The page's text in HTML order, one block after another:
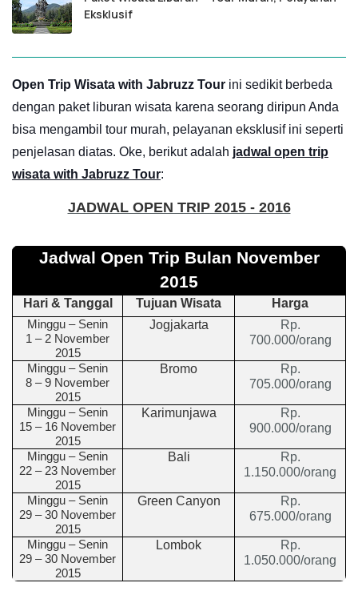
Eksklusif
Open Trip Wisata with Jabruzz Tour ini sedikit berbeda
dengan paket liburan wisata karena seorang diripun Anda
bisa mengambil tour murah, pelayanan eksklusif ini seperti
penjelasan diatas. Oke, berikut adalah jadwal open trip
wisata with Jabruzz Tour:
JADWAL OPEN TRIP 2015 - 2016
Jadwal Open Trip Bulan November
2015
Hari & Tanggal Tujuan Wisata Harga
Minggu – Senin
1 – 2 November
2015
Jogjakarta
Rp.
700.000/orang
Minggu – Senin
8 – 9 November
2015
Bromo
Rp.
705.000/orang
Minggu – Senin
15 – 16 November
2015
Karimunjawa
Rp.
900.000/orang
Minggu – Senin
22 – 23 November
2015
Bali
Rp.
1.150.000/orang
Minggu – Senin
29 – 30 November
2015
Green Canyon
Rp.
675.000/orang
Minggu – Senin
29 – 30 November
2015
Lombok
Rp.
1.050.000/orang